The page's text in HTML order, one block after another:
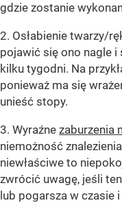
gdzie zostanie
2. Osłabienie twarzy/
pojawić się ono nagle i
kilku tygodni. Na
ponieważ ma się
unieść stopy.
3. Wyraźne zaburzenia
niemożność
niewłaściwe to
zwrócić uwagę, jeśli
lub pogarsza w czasie